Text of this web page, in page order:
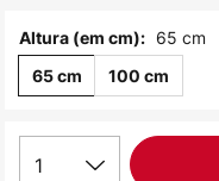
Altura (em cm): 65 cm
65 cm 100 cm
1